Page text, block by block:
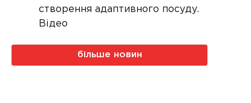
створення адаптивного посуду.
Відео
більше новин